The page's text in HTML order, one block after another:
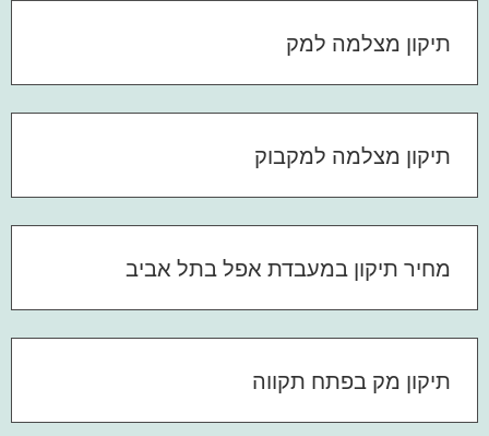
תיקון מצלמה למק
תיקון מצלמה למקבוק
מחיר תיקון במעבדת אפל בתל אביב
תיקון מק בפתח תקווה